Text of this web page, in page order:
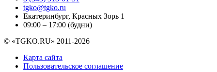
tgko@tgko.ru
Екатеринбург, Красных Зорь 1
09:00 – 17:00 (будни)
© «TGKO.RU» 2011-2026
Карта сайта
Пользовательское соглашение